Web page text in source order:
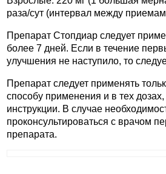
раза/сут (интервал между
Препарат Стопдиар следует
более 7 дней. Если в течение
улучшения не наступило, то
Препарат следует применять
способу применения и в тех
инструкции. В случае
проконсультироваться с врачом
препарата.